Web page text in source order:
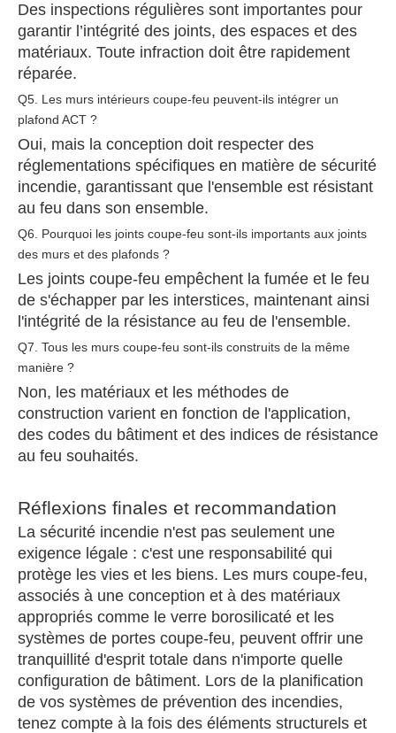
Des inspections régulières sont importantes pour
garantir l’intégrité des joints, des espaces et des
matériaux. Toute infraction doit être rapidement
réparée.
Q5. Les murs intérieurs coupe-feu peuvent-ils intégrer un
plafond ACT ?
Oui, mais la conception doit respecter des
réglementations spécifiques en matière de sécurité
incendie, garantissant que l'ensemble est résistant
au feu dans son ensemble.
Q6. Pourquoi les joints coupe-feu sont-ils importants aux joints
des murs et des plafonds ?
Les joints coupe-feu empêchent la fumée et le feu
de s'échapper par les interstices, maintenant ainsi
l'intégrité de la résistance au feu de l'ensemble.
Q7. Tous les murs coupe-feu sont-ils construits de la même
manière ?
Non, les matériaux et les méthodes de
construction varient en fonction de l'application,
des codes du bâtiment et des indices de résistance
au feu souhaités.
Réflexions finales et recommandation
La sécurité incendie n'est pas seulement une
exigence légale : c'est une responsabilité qui
protège les vies et les biens. Les murs coupe-feu,
associés à une conception et à des matériaux
appropriés comme le verre borosilicaté et les
systèmes de portes coupe-feu, peuvent offrir une
tranquillité d'esprit totale dans n'importe quelle
configuration de bâtiment. Lors de la planification
de vos systèmes de prévention des incendies,
tenez compte à la fois des éléments structurels et